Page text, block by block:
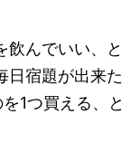
飲んでいい、と
日宿題が出来た
1つ買える、と